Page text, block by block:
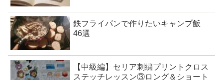
鉄フライパンで作りたいキャンプ飯
46選
【中級編】セリア刺繍プリントクロス
ステッチレッスン③ロング＆ショート